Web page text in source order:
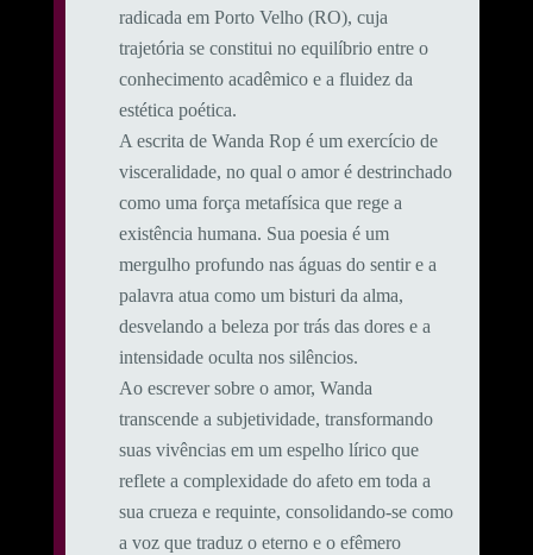
radicada em Porto Velho (RO), cuja
trajetória se constitui no equilíbrio entre o
conhecimento acadêmico e a fluidez da
estética poética.
A escrita de Wanda Rop é um exercício de
visceralidade, no qual o amor é destrinchado
como uma força metafísica que rege a
existência humana. Sua poesia é um
mergulho profundo nas águas do sentir e a
palavra atua como um bisturi da alma,
desvelando a beleza por trás das dores e a
intensidade oculta nos silêncios.
Ao escrever sobre o amor, Wanda
transcende a subjetividade, transformando
suas vivências em um espelho lírico que
reflete a complexidade do afeto em toda a
sua crueza e requinte, consolidando-se como
a voz que traduz o eterno e o efêmero